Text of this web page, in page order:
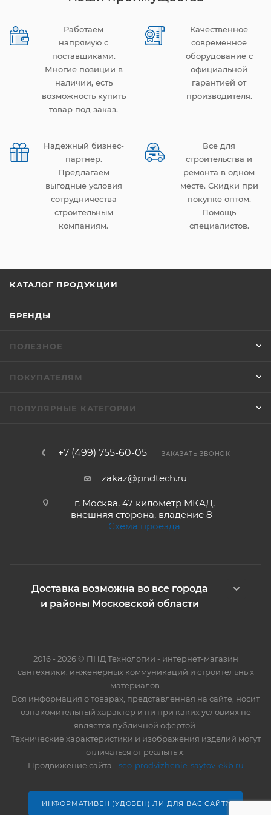
Работаем
напрямую с
поставщиками.
Многие позиции в
наличии, есть
возможность купить
товар под заказ.
Качественное
современное
оборудование с
официальной
гарантией от
производителя.
Надежный бизнес-
партнер.
Предлагаем
выгодные условия
сотрудничества
строительным
компаниям.
Все для
строительства и
ремонта в одном
месте. Скидки при
покупке оптом.
Помощь
специалистов.
КАТАЛОГ ПРОДУКЦИИ
БРЕНДЫ
ПОЛЕЗНОЕ
ПОКУПАТЕЛЯМ
ПОПУЛЯРНЫЕ КАТЕГОРИИ
+7 (499) 755-60-05 ЗАКАЗАТЬ ЗВОНОК
zakaz@pndtech.ru
г. Москва, 47 километр МКАД,
внешняя сторона, владение 8 -
Схема проезда
Доставка возможна во все города
и районы Московской области
2016 - 2026 © ПНД Технологии - интернет-магазин
сантехники, инженерных коммуникаций и строительных
материалов.
Вся информация о товарах, представленная на сайте, носит
ознакомительный характер и ни при каких условиях не
является публичной офертой.
Технические характеристики и изображения изделий могут
отличаться от реальных.
Продвижение сайта - seo-prodvizhenie-saytov-ekb.ru
ИНФОРМАТИВЕН (УДОБЕН) ЛИ ДЛЯ ВАС САЙТ?